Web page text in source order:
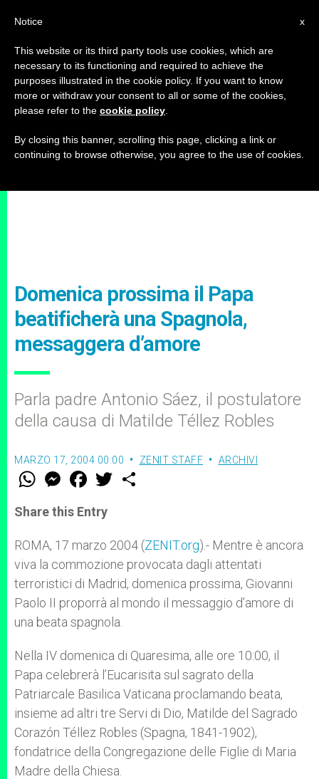
Domenica prossima il Papa
beatificherà una Spagnola,
messaggera d’amore
Parla padre Antonio Sáez, il postulatore
della causa di Matilde Téllez Robles
MARZO 17, 2004 00:00 ZENIT STAFF ARCHIVI
W
t
s
p
p
M
e
s
e
g
e
r
F
a
e
b
o
k
w
r
Share this Entry
ROMA, 17 marzo 2004 (ZENIT.org).- Mentre è ancora
viva la commozione provocata dagli attentati
terroristici di Madrid, domenica prossima, Giovanni
Paolo II proporrà al mondo il messaggio d’amore di
una beata spagnola.
Nella IV domenica di Quaresima, alle ore 10:00, il
Papa celebrerà l’Eucarisita sul sagrato della
Patriarcale Basilica Vaticana proclamando beata,
insieme ad altri tre Servi di Dio, Matilde del Sagrado
Corazón Téllez Robles (Spagna, 1841-1902),
fondatrice della Congregazione delle Figlie di Maria
Madre della Chiesa.
x
Notice
This website or its third party tools use cookies, which are
necessary to its functioning and required to achieve the
purposes illustrated in the cookie policy. If you want to know
more or withdraw your consent to all or some of the cookies,
please refer to the cookie policy
By closing this banner, scrolling this page, clicking a link or
continuing to browse otherwise, you agree to the use of cookies.